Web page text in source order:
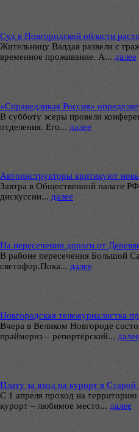
Суд в Новгородской области
Жительницу Валдая развели с
временное проживание. А... далее
«Справедливая Россия»
В субботу эсеры провели
отделения. Его... далее
Автоинструкторы критикуют
Завтра в Общественной палате
дискуссии... далее
На пересечении дороги от
В районе пересечения Большой
светофор.Пока... далее
Новгородская тележурналистка
Вчера в Великом Новгороде
праймериз – репортёрский... далее
Плату за вход на курорт в
С 1 апреля проход на
курорт – любимое место... далее